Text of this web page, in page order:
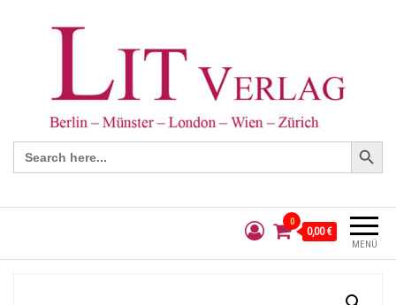
Search
for:
Search Button
MENÜ
0
0,00 €